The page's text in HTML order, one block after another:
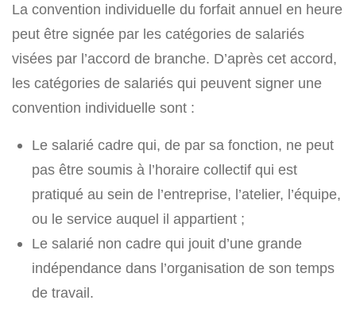
La convention individuelle du forfait annuel en heure
peut être signée par les catégories de salariés
visées par l’accord de branche. D’après cet accord,
les catégories de salariés qui peuvent signer une
convention individuelle sont :
Le salarié cadre qui, de par sa fonction, ne peut
pas être soumis à l’horaire collectif qui est
pratiqué au sein de l’entreprise, l’atelier, l’équipe,
ou le service auquel il appartient ;
Le salarié non cadre qui jouit d’une grande
indépendance dans l’organisation de son temps
de travail.